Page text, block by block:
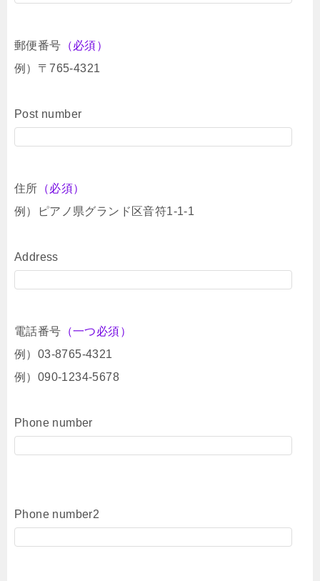
郵便番号 （必須）
例）〒765-4321
Post number
住所 （必須）
例）ピアノ県グランド区音符1-1-1
Address
電話番号 （一つ必須）
例）03-8765-4321
例）090-1234-5678
Phone number
Phone number2